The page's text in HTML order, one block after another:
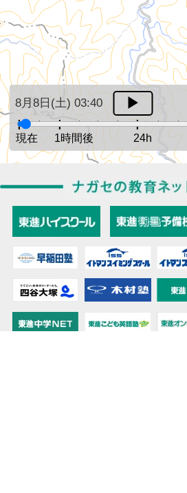
8月8日(土) 03:40
現在 1時間後 24h